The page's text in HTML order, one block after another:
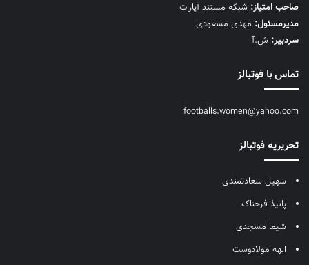
صاحب امتیاز: شبکه مستند آپارات
مديرمسئول: مهدی مسعودی
سردبیر: ش.آ
تماس با فوتبالز
footballs.women@yahoo.com
تحریریه فوتبالز
سهیل سعادتمندی
پانیذ فرحناک
شیما مسجدی
الهه مولادوست